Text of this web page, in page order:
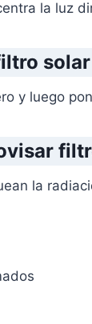
la luz
y luego
la